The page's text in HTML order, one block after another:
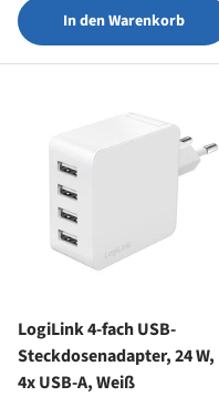
In den Warenkorb
LogiLink 4-fach USB-
Steckdosenadapter, 24 W,
4x USB-A, Weiß